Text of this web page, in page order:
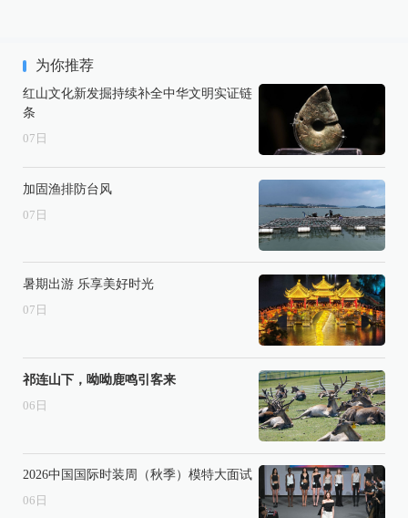
为你推荐
红山文化新发掘持续补全中华文明实证链
条
07 日
加固渔排防台风
07 日
暑期出游 乐享美好时光
07 日
祁连山下，呦呦鹿鸣引客来
06 日
2026中国国际时装周（秋季）模特大面试
06 日